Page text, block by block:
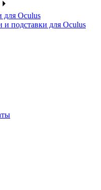
для Oculus
и подставки для Oculus